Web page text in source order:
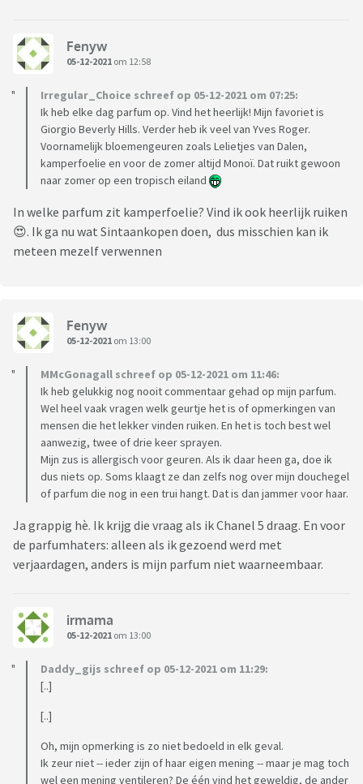
Fenyw
05-12-2021 om 12:58
Irregular_Choice schreef op 05-12-2021 om 07:25:
Ik heb elke dag parfum op. Vind het heerlijk! Mijn favoriet is
Giorgio Beverly Hills. Verder heb ik veel van Yves Roger.
Voornamelijk bloemengeuren zoals Lelietjes van Dalen,
kamperfoelie en voor de zomer altijd Monoï. Dat ruikt gewoon
naar zomer op een tropisch eiland
In welke parfum zit kamperfoelie? Vind ik ook heerlijk ruiken
😍. Ik ga nu wat Sintaankopen doen, dus misschien kan ik
meteen mezelf verwennen
Fenyw
05-12-2021 om 13:00
MMcGonagall schreef op 05-12-2021 om 11:46:
Ik heb gelukkig nog nooit commentaar gehad op mijn parfum.
Wel heel vaak vragen welk geurtje het is of opmerkingen van
mensen die het lekker vinden ruiken. En het is toch best wel
aanwezig, twee of drie keer sprayen.
Mijn zus is allergisch voor geuren. Als ik daar heen ga, doe ik
dus niets op. Soms klaagt ze dan zelfs nog over mijn douchegel
of parfum die nog in een trui hangt. Dat is dan jammer voor haar.
Ja grappig hè. Ik krijg die vraag als ik Chanel 5 draag. En voor
de parfumhaters: alleen als ik gezoend werd met
verjaardagen, anders is mijn parfum niet waarneembaar.
irmama
05-12-2021 om 13:00
Daddy_gijs schreef op 05-12-2021 om 11:29:
[..]
[..]
Oh, mijn opmerking is zo niet bedoeld in elk geval.
Ik zeur niet -- ieder zijn of haar eigen mening -- maar je mag toch
wel een mening ventileren? De één vind het geweldig, de ander